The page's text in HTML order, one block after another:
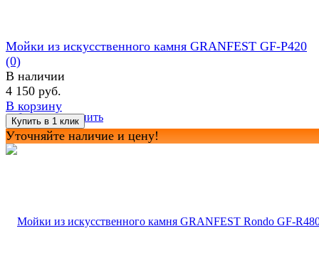
избранное сравнить
Мойки из искусственного камня GRANFEST GF-P420
(0)
В наличии
4 150 руб.
В корзину
Уточняйте наличие и цену!